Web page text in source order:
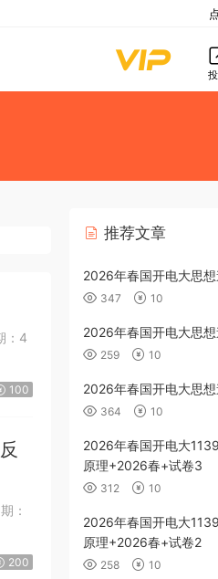
100
200
推荐文章
2026年春国开电大思
347 10
2026年春国开电大思
259 10
2026年春国开电大思
364 10
2026年春国开电大
原理+2026春+试卷3
312 10
2026年春国开电大
原理+2026春+试卷2
258 10